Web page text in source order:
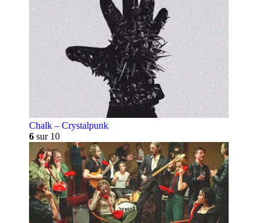
Chalk – Crystalpunk
6 sur 10